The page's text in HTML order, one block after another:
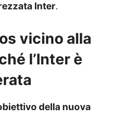
Inter.
vicino alla
l’Inter è
della nuova